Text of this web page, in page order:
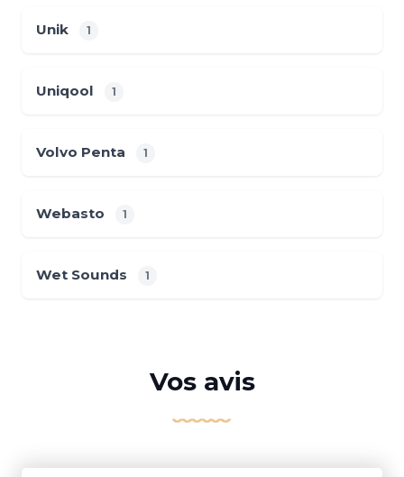
Unik 1
Uniqool 1
Volvo Penta 1
Webasto 1
Wet Sounds 1
Vos avis